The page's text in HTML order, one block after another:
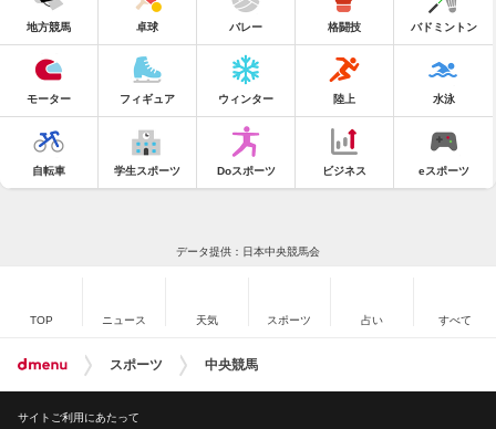
地方競馬 卓球 バレー 格闘技 バドミントン
モーター フィギュア ウィンター 陸上 水泳
自転車 学生スポーツ Doスポーツ ビジネス eスポーツ
データ提供：日本中央競馬会
TOP ニュース 天気 スポーツ 占い すべて
スポーツ 中央競馬
サイトご利用にあたって